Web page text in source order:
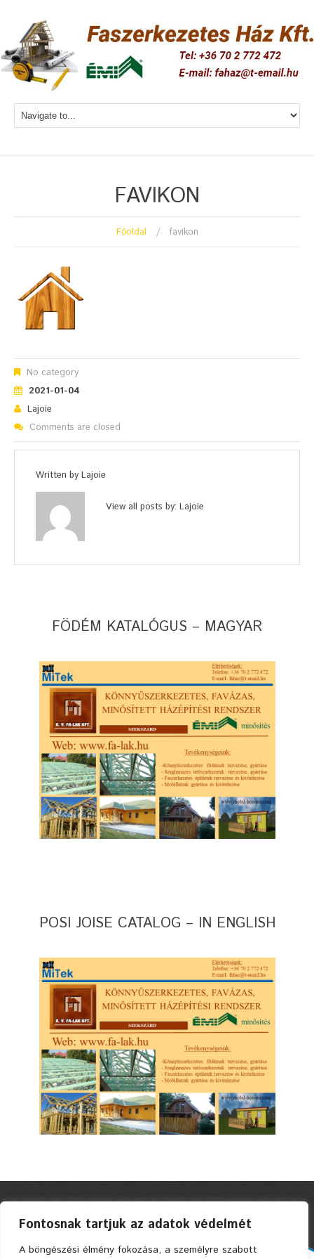
Fontosnak tartjuk az adatok védelmét
A böngészési élmény fokozása, a személyre szabott
FAVIKON
Főoldal favikon
No category
2021-01-04
Lajoie
Comments are closed
Written by Lajoie
View all posts by: Lajoie
FÖDÉM KATALÓGUS – MAGYAR
POSI JOISE CATALOG – IN ENGLISH